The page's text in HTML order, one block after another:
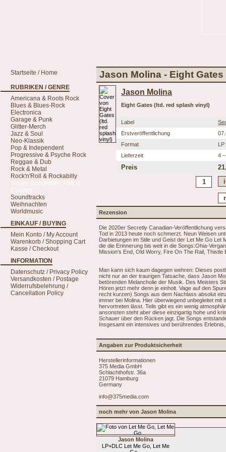
Startseite / Home
RUBRIKEN / GENRE
Americana & Roots Rock
Blues & Blues-Rock
Electronica
Garage & Punk
Glitter-Merch
Jazz & Soul
Neo-Klassik
Pop & Independent
Progressive & Psyche Rock
Reggae & Dub
Rock & Metal
Rock'n'Roll & Rockabilly
Soundtracks
Weihnachten
Worldmusic
EINKAUF / BUYING
Mein Konto / My Account
Warenkorb / Shopping Cart
Kasse / Checkout
INFORMATION
Datenschutz / Privacy Policy
Versandkosten / Postage
Widerrufsbelehrung /
Cancellation Policy
Jason Molina - Eight
Jason Molina
Eight Gates (ltd. red splash vinyl)
Label
Erstveröffentlichung
Format
LP
Lieferzeit
4
Preis
Rezension
Die 2020er Secretly Canadian-Veröffentlichung
Tod in 2013 heute noch schmerzt. Neun Weisen
Darbietungen im Stile und Geist der Let Me Go Let
die die Erinnerung bis weit in die Songs:Ohia-
Mission's End, Old Worry, Fire On The Rail,
Man kann sich kaum dagegen wehren: Dieses
nicht nur an der traurigen Tatsache, dass Jason
betörenden Melancholie der Musik. Des Meisters
Hören jetzt mehr denn je einholt. Vage auf den
recht kurzen) Songs aus dem Nachlass absolut
immer bei Molina. Hier überwiegend unbegleitet
hervortreten lässt. Teils gibt es ein wenig
ansonsten steht aber diese einzigartig hohe und
Schauer über den Rücken jagt. Die Songs
Insgesamt ein intensives und berührendes
Angaben zur Produktsicherheit
Herstellerinformationen
375 Media GmbH
Schlachthofstr. 36a
21079 Hamburg
Germany
info@375media.com
noch mehr von Jason Molina
Jason Molina
LP+DLC Let Me Go, Let Me